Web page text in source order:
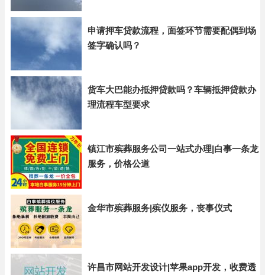
申请押车贷款流程，面签环节需要配偶到场
签字确认吗？
货车大巴能办抵押贷款吗？车辆抵押贷款办
理流程车型要求
镇江市殡葬服务公司一站式办理|白事一条龙
服务，价格公道
金华市殡葬服务|殡仪服务，丧事仪式
许昌市网站开发设计|苹果app开发，收费透